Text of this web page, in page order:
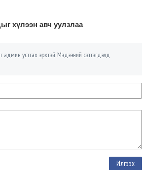
хүлээн авч уулзлаа
админ устгах эрхтэй. Мэдээний сэтгэгдэлд